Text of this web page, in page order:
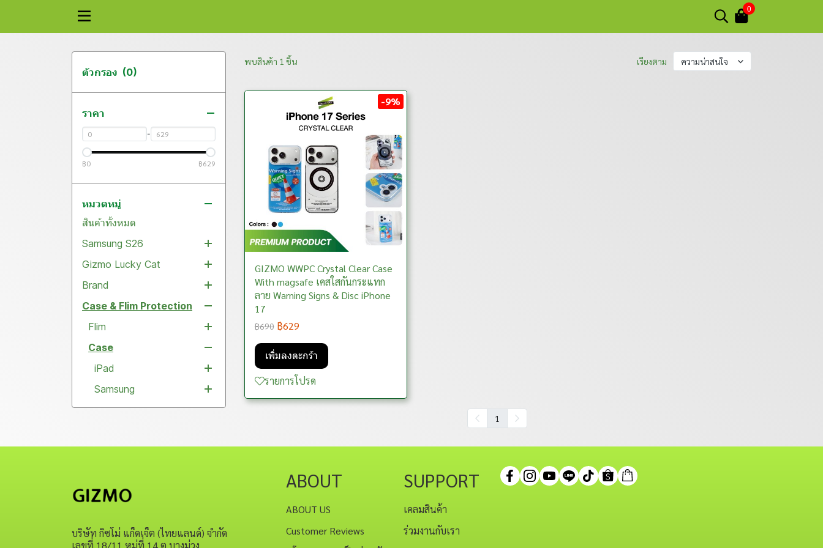
0
ตัวกรอง (0)
ราคา
-
฿0 ฿629
หมวดหมู่
สินค้าทั้งหมด
Samsung S26
Flim
Case
Gizmo Lucky Cat
THE PLAYER
COLLECTION (รุ่นเพลเยอร์)
THE CLASSIC SERIES (รุ่น
THE COSMIC SHINY
SERIES (รุ่นคอสมิค/อวกาศ)
THE MIAMI SERIES (รุ่นไม
อามี่)
Brand
Aisolove
aJi
COCOSMILE
Cooyee
COTECI
DEVIA
Case
Air pods
iPhone
Gadget
HTC
Keky
Case & Flim Protection
Flim
Kit Film HD Clear
Samsung
iPhone
Flim Full Glass Strong
Samsung
iPhone
Diamond lens Protector
Samsung
Lens Aluminum ring
Samsung
Film Glass Privacy
iPhone
iPhone
Film Full Glass Clear
Case
iPad
iPad Air
iPad Pro
Samsung
Samsung Galaxy A
Samsung Galaxy Tab
iPhone
iPhone Air
iPhone 16Pro Max
พบสินค้า 1 ชิ้น เรียงตาม ความน่าสนใจ
-9%
GIZMO WWPC Crystal Clear Case
With magsafe เคสใสกันกระแทก
ลาย Warning Signs & Disc iPhone
17
฿690 ฿629
เพิ่มลงตะกร้า
รายการโปรด
1
บริษัท กิซโม่ แก็ดเจ็ต (ไทยแลนด์) จำกัด
เลขที่ 18/11 หมู่ที่ 14 ต.บางม่วง
ABOUT
ABOUT US
Customer Reviews
SUPPORT
เคลมสินค้า
ร่วมงานกับเรา